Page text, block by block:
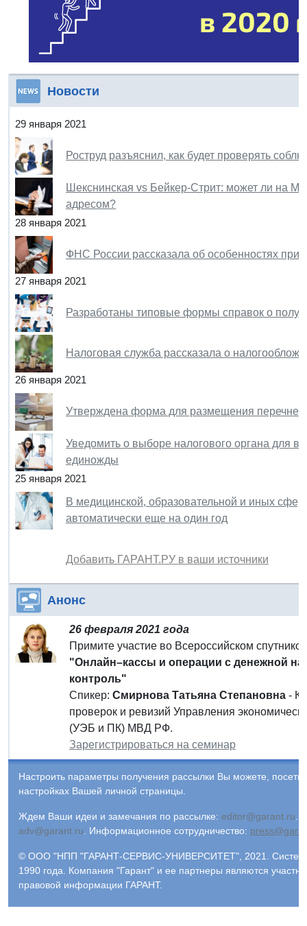
Новости
29 января 2021
Роструд разъяснил, как будет проверять
Шекснинская vs Бейкер-Стрит: может ли на
адресом?
28 января 2021
ФНС России рассказала об особенностях
27 января 2021
Разработаны типовые формы справок о
Налоговая служба рассказала о
26 января 2021
Утверждена форма для размещения
Уведомить о выборе налогового органа для
единожды
25 января 2021
В медицинской, образовательной и иных
автоматически еще на один год
Добавить ГАРАНТ.РУ в ваши источники
Анонс
26 февраля 2021 года
Примите участие во Всероссийском
"Онлайн–кассы и операции с денежной
контроль"
Спикер: Смирнова Татьяна Степановна -
проверок и ревизий Управления
(УЭБ и ПК) МВД РФ.
Зарегистрироваться на семинар
Настроить параметры получения рассылки Вы можете,
настройках Вашей личной страницы.
Ждем Ваши идеи и замечания по рассылке: editor@garant.ru
adv@garant.ru
Информационное сотрудничество:
© ООО "НПП "ГАРАНТ-СЕРВИС-УНИВЕРСИТЕТ", 2021. Система
1990 года. Компания "Гарант" и ее партнеры являются
правовой информации ГАРАНТ.